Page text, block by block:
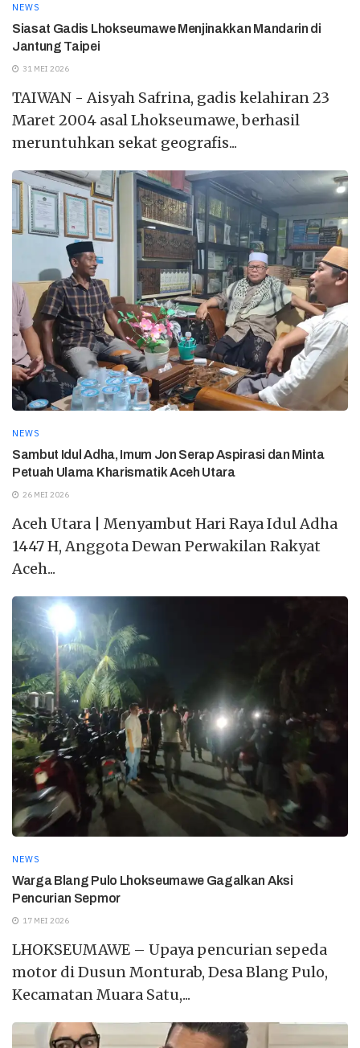
NEWS
Siasat Gadis Lhokseumawe Menjinakkan Mandarin di
Jantung Taipei
31 MEI 2026
TAIWAN - Aisyah Safrina, gadis kelahiran 23
Maret 2004 asal Lhokseumawe, berhasil
meruntuhkan sekat geografis...
NEWS
Sambut Idul Adha, Imum Jon Serap Aspirasi dan Minta
Petuah Ulama Kharismatik Aceh Utara
26 MEI 2026
Aceh Utara | Menyambut Hari Raya Idul Adha
1447 H, Anggota Dewan Perwakilan Rakyat
Aceh...
NEWS
Warga Blang Pulo Lhokseumawe Gagalkan Aksi
Pencurian Sepmor
17 MEI 2026
LHOKSEUMAWE – Upaya pencurian sepeda
motor di Dusun Monturab, Desa Blang Pulo,
Kecamatan Muara Satu,...